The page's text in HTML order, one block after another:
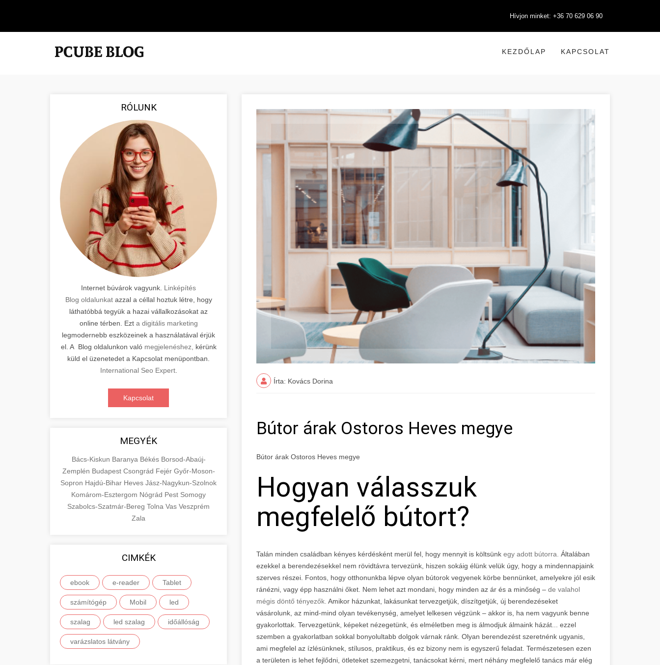
Hívjon minket: +36 70 629 06 90
KEZDŐLAP KAPCSOLAT
RÓLUNK
Internet búvárok vagyunk. Linképítés
Blog oldalunkatazzal a céllal hoztuk létre, hogy
láthatóbbá tegyük a hazai vállalkozásokat az
online térben. Ezt a digitális marketing
legmodernebb eszközeinek a használatával érjük
el. A Blog oldalunkon való megjelenéshez,
kérünk
küld el üzenetedet a Kapcsolat menüpontban.
International Seo Expert.
Kapcsolat
MEGYÉK
Bács-Kiskun Baranya Békés Borsod-Abaúj-
Zemplén Budapest Csongrád Fejér Győr-Moson-
Sopron Hajdú-Bihar Heves Jász-Nagykun-Szolnok
Komárom-Esztergom Nógrád Pest Somogy
Szabolcs-Szatmár-Bereg Tolna Vas Veszprém
Zala
CIMKÉK
ebook e-reader Tablet
számítógép Mobil led
szalag led szalag időállóság
varázslatos látvány
Írta: Kovács Dorina
Bútor árak Ostoros Heves megye
Bútor árak Ostoros Heves megye
Hogyan válasszuk
megfelelő bútort?
Talán minden családban kényes kérdésként merül fel, hogy mennyit is költsünk egy adott bútorra. Általában
ezekkel a berendezésekkel nem rövidtávra tervezünk, hiszen sokáig élünk velük úgy, hogy a mindennapjaink
szerves részei. Fontos, hogy otthonunkba lépve olyan bútorok vegyenek körbe bennünket, amelyekre jól esik
ránézni, vagy épp használni őket. Nem lehet azt mondani, hogy minden az ár és a minőség – de valahol
mégis döntő tényezők. Amikor házunkat, lakásunkat tervezgetjük, díszítgetjük, új berendezéseket
vásárolunk, az mind-mind olyan tevékenység, amelyet lelkesen végzünk – akkor is, ha nem vagyunk benne
gyakorlottak. Tervezgetünk, képeket nézegetünk, és elméletben meg is álmodjuk álmaink házát... ezzel
szemben a gyakorlatban sokkal bonyolultabb dolgok várnak ránk. Olyan berendezést szeretnénk ugyanis,
ami megfelel az ízlésünknek, stílusos, praktikus, és ez bizony nem is egyszerű feladat. Természetesen ezen
a területen is lehet fejlődni, ötleteket szemezgetni, tanácsokat kérni, mert néhány megfelelő tanács már elég